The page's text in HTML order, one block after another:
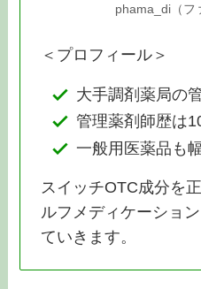
phama_di（フ
＜プロフィール＞
大手調剤薬局の
管理薬剤師歴は
一般用医薬品も
スイッチOTC成分を
ルフメディケーショ
ていきます。